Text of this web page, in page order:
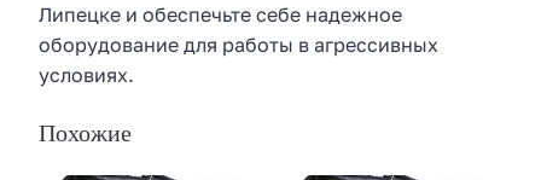
Липецке и обеспечьте себе надежное
оборудование для работы в агрессивных
условиях.
Похожие